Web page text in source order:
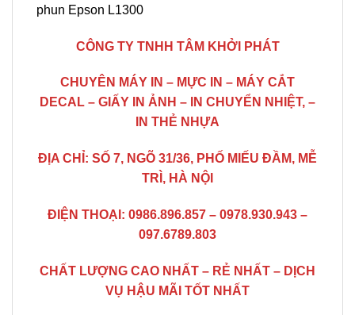
phun Epson L1300
CÔNG TY TNHH TÂM KHỞI PHÁT
CHUYÊN MÁY IN – MỰC IN – MÁY CẮT
DECAL – GIẤY IN ẢNH – IN CHUYỂN NHIỆT, –
IN THẺ NHỰA
ĐỊA CHỈ: SỐ 7, NGÕ 31/36, PHỐ MIẾU ĐẦM, MỄ
TRÌ, HÀ NỘI
ĐIỆN THOẠI: 0986.896.857 – 0978.930.943 –
097.6789.803
CHẤT LƯỢNG CAO NHẤT – RẺ NHẤT – DỊCH
VỤ HẬU MÃI TỐT NHẤT